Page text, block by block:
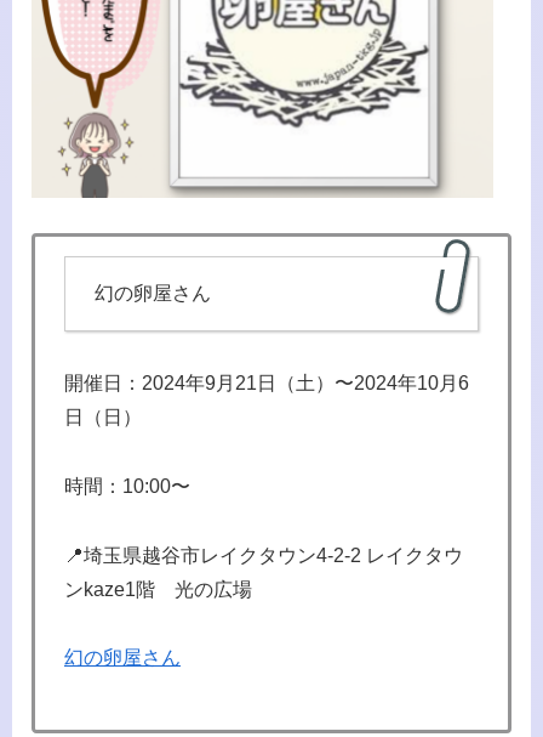
幻の卵屋さん
開催日：2024年9月21日（土）〜2024年10月6
日（日）
時間：10:00〜
📍埼玉県越谷市レイクタウン4-2-2 レイクタウ
ンkaze1階 光の広場
幻の卵屋さん